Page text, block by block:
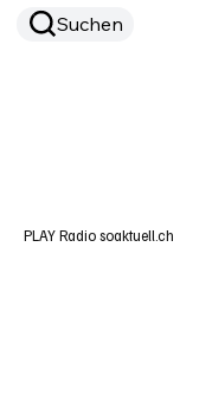
Suchen
PLAY Radio soaktuell.ch